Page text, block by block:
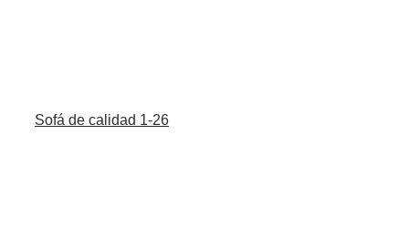
Sofá de calidad 1-26